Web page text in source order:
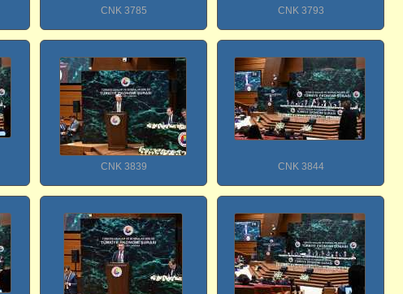
CNK 3785 CNK 3793
CNK 3839 CNK 3844